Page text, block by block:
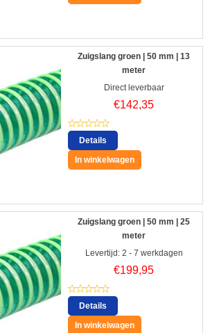
Zuigslang groen | 50 mm | 13
meter
Direct leverbaar
€142,35
Details
In winkelwagen
Zuigslang groen | 50 mm | 25
meter
Levertijd: 2 - 7 werkdagen
€199,95
Details
In winkelwagen